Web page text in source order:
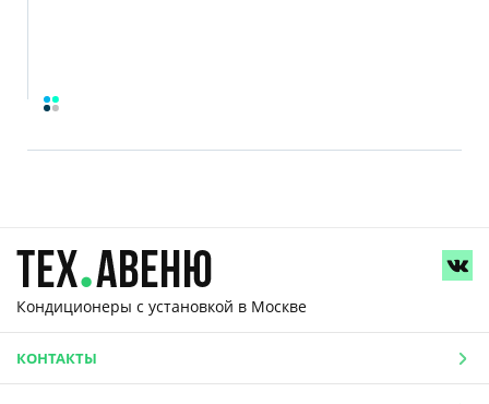
Кондиционеры с установкой в Москве
КОНТАКТЫ